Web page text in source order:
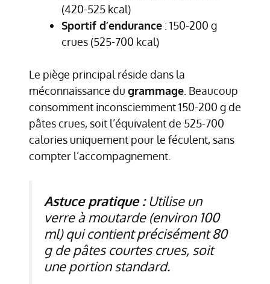
(420-525 kcal)
Sportif d’endurance : 150-200 g
crues (525-700 kcal)
Le piège principal réside dans la
méconnaissance du grammage . Beaucoup
consomment inconsciemment 150-200 g de
pâtes crues, soit l’équivalent de 525-700
calories uniquement pour le féculent, sans
compter l’accompagnement.
Astuce pratique :Utilise un
verre à moutarde (environ 100
ml) qui contient précisément 80
g de pâtes courtes crues, soit
une portion standard.